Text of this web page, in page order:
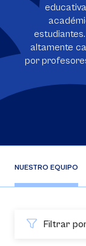
altamente
por
NUESTRO EQUIPO
Filtrar